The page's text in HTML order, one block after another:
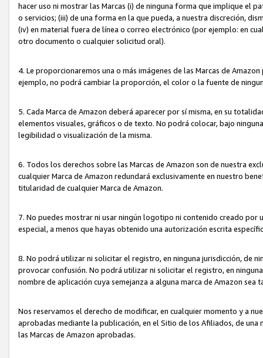
hacer uso ni mostrar las Marcas (i) de ninguna forma que implique el
o servicios; (iii) de una forma en la que pueda, a nuestra discreción,
(iv) en material fuera de línea o correo electrónico (por ejemplo: en
otro documento o cualquier solicitud oral).
4. Le proporcionaremos una o más imágenes de las Marcas de
ejemplo, no podrá cambiar la proporción, el color o la fuente de
5. Cada Marca de Amazon deberá aparecer por sí misma, en su
elementos visuales, gráficos o de texto. No podrá colocar, bajo
legibilidad o visualización de la misma.
6. Todos los derechos sobre las Marcas de Amazon son de nuestra
cualquier Marca de Amazon redundará exclusivamente en nuestro
titularidad de cualquier Marca de Amazon.
7. No puedes mostrar ni usar ningún logotipo ni contenido creado por
especial, a menos que hayas obtenido una autorización escrita
8. No podrá utilizar ni solicitar el registro, en ninguna jurisdicción, de
provocar confusión. No podrá utilizar ni solicitar el registro, en
nombre de aplicación cuya semejanza a alguna marca de Amazon
Nos reservamos el derecho de modificar, en cualquier momento y a
aprobadas mediante la publicación, en el Sitio de los Afiliados, de
las Marcas de Amazon aprobadas.